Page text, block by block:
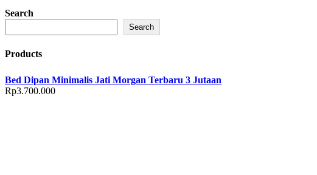
Search
Search
Products
Bed Dipan Minimalis Jati Morgan Terbaru 3 Jutaan
Rp3.700.000